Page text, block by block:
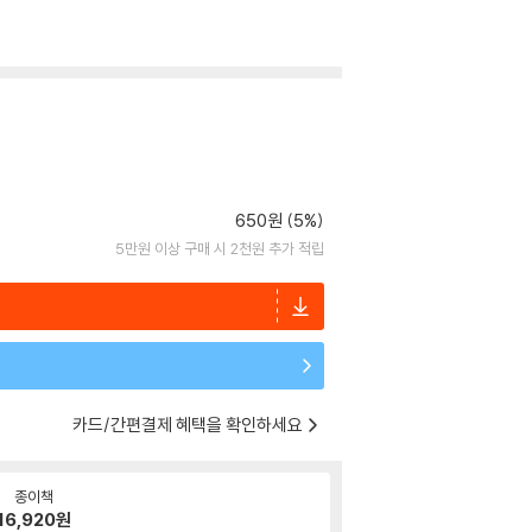
650원 (5%)
5만원 이상 구매 시 2천원 추가 적립
카드/간편결제 혜택을 확인하세요
종이책
원